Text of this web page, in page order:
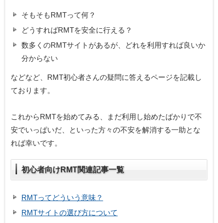
そもそもRMTって何？
どうすればRMTを安全に行える？
数多くのRMTサイトがあるが、どれを利用すれば良いか
分からない
などなど、RMT初心者さんの疑問に答えるページを記載し
ております。
これからRMTを始めてみる、まだ利用し始めたばかりで不
安でいっぱいだ、といった方々の不安を解消する一助とな
れば幸いです。
初心者向けRMT関連記事一覧
RMTってどういう意味？
RMTサイトの選び方について